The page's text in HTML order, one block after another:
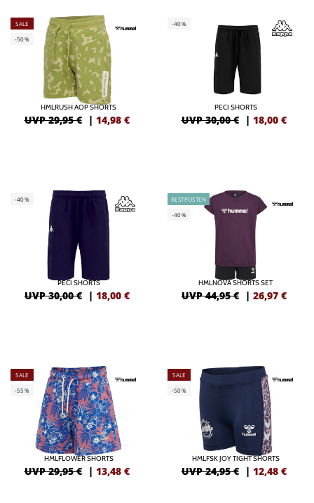
SALE
-50%
HMLRUSH AOP SHORTS
UVP 29,95 € | 14,98 €
-40%
PECI SHORTS
UVP 30,00 € | 18,00 €
-40%
PECI SHORTS
UVP 30,00 € | 18,00 €
RESTPOSTEN
-40%
HMLNOVA SHORTS SET
UVP 44,95 € | 26,97 €
SALE
-55%
HMLFLOWER SHORTS
UVP 29,95 € | 13,48 €
SALE
-50%
HMLFSK JOY TIGHT SHORTS
UVP 24,95 € | 12,48 €